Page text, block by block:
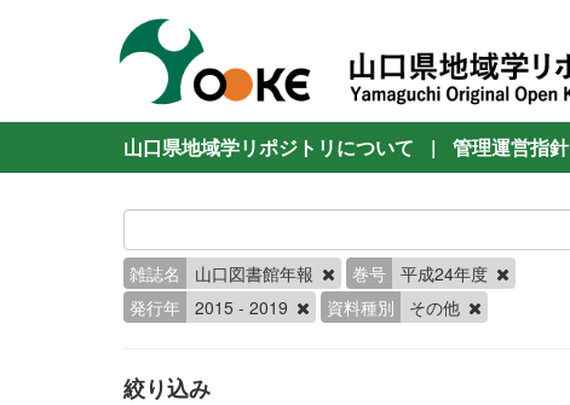
山口県地域学リポジトリについて | 管理運営指針
雑誌名 山口図書館年報 巻号 平成24年度
発行年 2015 - 2019 資料種別 その他
絞り込み